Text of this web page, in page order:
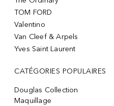
TOM FORD
Valentino
Van Cleef & Arpels
Yves Saint Laurent
CATÉGORIES POPULAIRES
Douglas Collection
Maquillage